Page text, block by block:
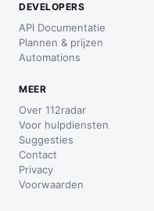
DEVELOPERS
API Documentatie
Plannen & prijzen
Automations
MEER
Over 112radar
Voor hulpdiensten
Suggesties
Contact
Privacy
Voorwaarden